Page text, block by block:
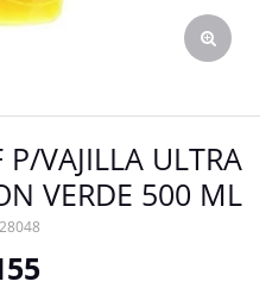
P/VAJILLA ULTRA
VERDE 500 ML
28048